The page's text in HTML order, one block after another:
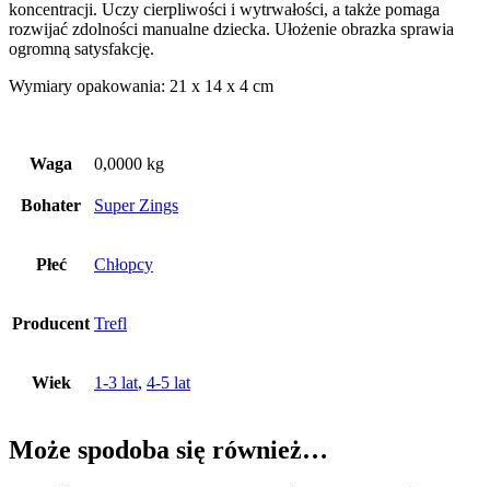
koncentracji. Uczy cierpliwości i wytrwałości, a także pomaga
rozwijać zdolności manualne dziecka. Ułożenie obrazka sprawia
ogromną satysfakcję.
Wymiary opakowania: 21 x 14 x 4 cm
Waga 0,0000 kg
Bohater Super Zings
Płeć Chłopcy
Producent Trefl
Wiek 1-3 lat, 4-5 lat
Może spodoba się również…